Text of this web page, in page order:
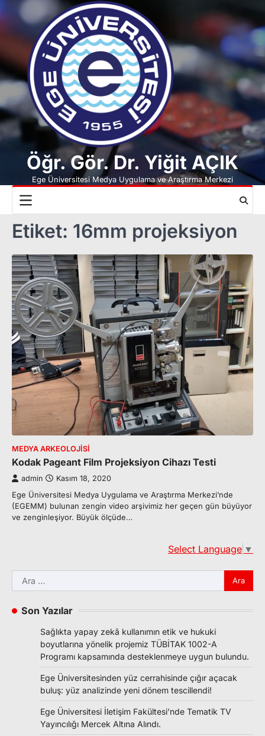
to
Öğr. Gör. Dr. Yiğit AÇIK
Ege Üniversitesi Medya Uygulama ve Araştırma Merkezi
Etiket: 16mm projeksiyon
MEDYA ARKEOLOJISI
Kodak Pageant Film Projeksiyon Cihazı Testi
admin Kasım 18, 2020
Ege Üniversitesi Medya Uygulama ve Araştırma Merkezi’nde
(EGEMM) bulunan zengin video arşivimiz her geçen gün büyüyor
ve zenginleşiyor. Büyük ölçüde…
Select Language ▼
Arama:
Son Yazılar
Sağlıkta yapay zekâ kullanımın etik ve hukuki
boyutlarına yönelik projemiz TÜBİTAK 1002-A
Programı kapsamında desteklenmeye uygun bulundu.
Ege Üniversitesinden yüz cerrahisinde çığır açacak
buluş: yüz analizinde yeni dönem tescillendi!
Ege Üniversitesi İletişim Fakültesi’nde Tematik TV
Yayıncılığı Mercek Altına Alındı.